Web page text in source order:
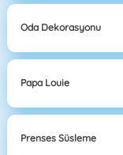
Oda Dekorasyonu
Papa Louie
Prenses Süsleme